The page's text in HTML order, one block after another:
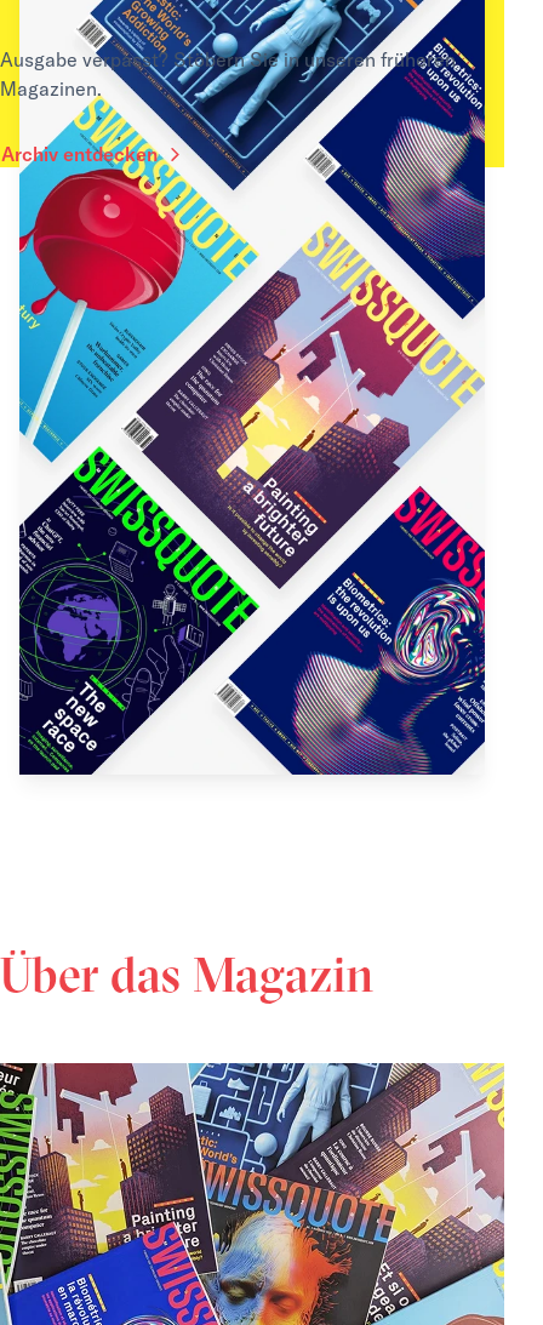
Ausgabe verpasst? Stöbern Sie in unseren früheren
Magazinen.
Archiv entdecken
Über das Magazin